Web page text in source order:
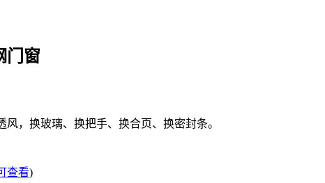
门窗
，换玻璃、换把手、换合页、换密封条。
查看)